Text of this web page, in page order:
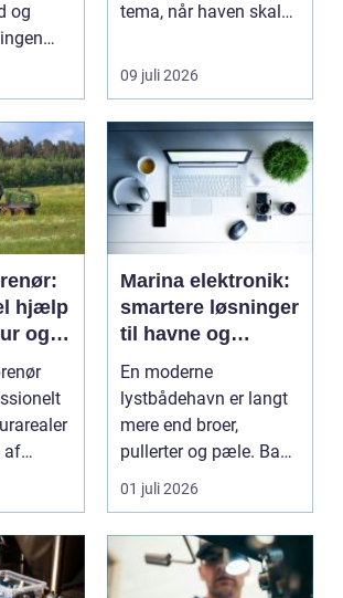
og
afgør,
tema, når haven skal
udsigten skal ...
09 juli 2026
hjælp
og
af
Marina elektronik:
smartere løsninger
til havne og
bådejere
En moderne
lystbådehavn er langt
mere end broer,
pullerter og pæle. Bag
kulissen ligger et net af
01 juli 2026